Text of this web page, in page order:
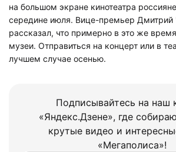
на большом экране кинотеатра
середине июля. Вице-премьер
рассказал, что примерно в это же
музеи. Отправиться на концерт или в
лучшем случае осенью.
Подписывайтесь на наш
«Яндекс.Дзене», где
крутые видео и
«Мегаполиса»!